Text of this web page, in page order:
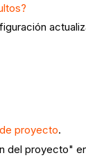
proyecto.
proyecto"